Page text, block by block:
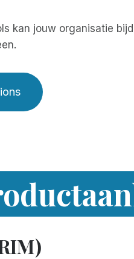
kan jouw organisatie